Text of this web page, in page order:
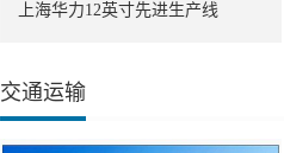
上海华力12英寸先进生产线
交通运输